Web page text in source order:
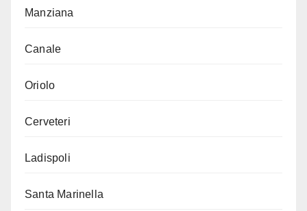
Manziana
Canale
Oriolo
Cerveteri
Ladispoli
Santa Marinella